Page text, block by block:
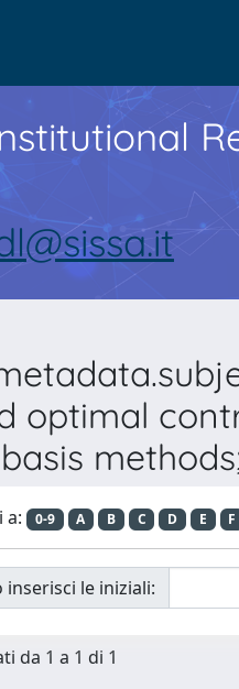
optimal
a: 0-9 A B C D E F
inserisci le iniziali:
da 1 a 1 di 1